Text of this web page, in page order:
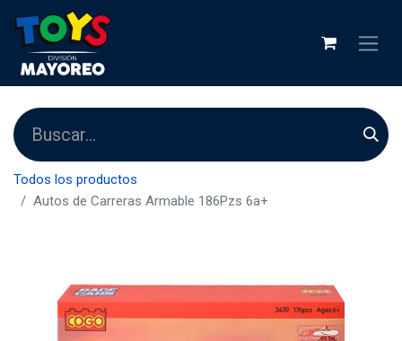
Todos los productos
Autos de Carreras Armable 186Pzs 6a+